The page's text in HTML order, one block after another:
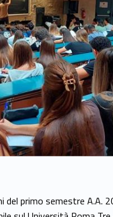
del primo semestre A.A.